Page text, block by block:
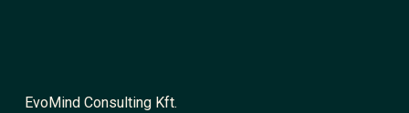
EvoMind Consulting Kft.